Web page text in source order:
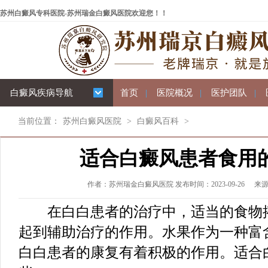
苏州白癜风专科医院-苏州瑞金白癜风医院欢迎您！！
白癜风疾病导航 首页 | 医院概况 | 医护团队 |
当前位置： 苏州白癜风医院 > 白癜风百科 >
适合白癜风患者食用
作者：苏州瑞金白癜风医院 发布时间：2023-09-26 来
在白白患者的治疗中，适当的食物
起到辅助治疗的作用。水果作为一种
白白患者的康复有着积极的作用。适